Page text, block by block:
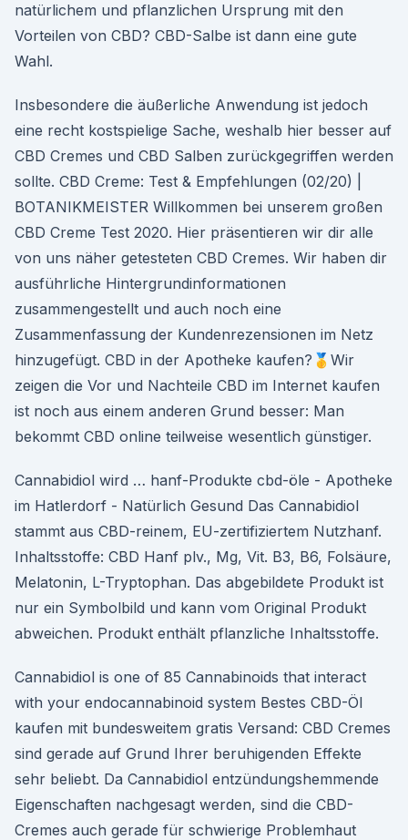
natürlichem und pflanzlichen Ursprung mit den
Vorteilen von CBD? CBD-Salbe ist dann eine gute
Wahl.
Insbesondere die äußerliche Anwendung ist jedoch
eine recht kostspielige Sache, weshalb hier besser auf
CBD Cremes und CBD Salben zurückgegriffen werden
sollte. CBD Creme: Test & Empfehlungen (02/20) |
BOTANIKMEISTER Willkommen bei unserem großen
CBD Creme Test 2020. Hier präsentieren wir dir alle
von uns näher getesteten CBD Cremes. Wir haben dir
ausführliche Hintergrundinformationen
zusammengestellt und auch noch eine
Zusammenfassung der Kundenrezensionen im Netz
hinzugefügt. CBD in der Apotheke kaufen?🥇Wir
zeigen die Vor und Nachteile CBD im Internet kaufen
ist noch aus einem anderen Grund besser: Man
bekommt CBD online teilweise wesentlich günstiger.
Cannabidiol wird … hanf-Produkte cbd-öle - Apotheke
im Hatlerdorf - Natürlich Gesund Das Cannabidiol
stammt aus CBD-reinem, EU-zertifiziertem Nutzhanf.
Inhaltsstoffe: CBD Hanf plv., Mg, Vit. B3, B6, Folsäure,
Melatonin, L-Tryptophan. Das abgebildete Produkt ist
nur ein Symbolbild und kann vom Original Produkt
abweichen. Produkt enthält pflanzliche Inhaltsstoffe.
Cannabidiol is one of 85 Cannabinoids that interact
with your endocannabinoid system Bestes CBD-Öl
kaufen mit bundesweitem gratis Versand: CBD Cremes
sind gerade auf Grund Ihrer beruhigenden Effekte
sehr beliebt. Da Cannabidiol entzündungshemmende
Eigenschaften nachgesagt werden, sind die CBD-
Cremes auch gerade für schwierige Problemhaut